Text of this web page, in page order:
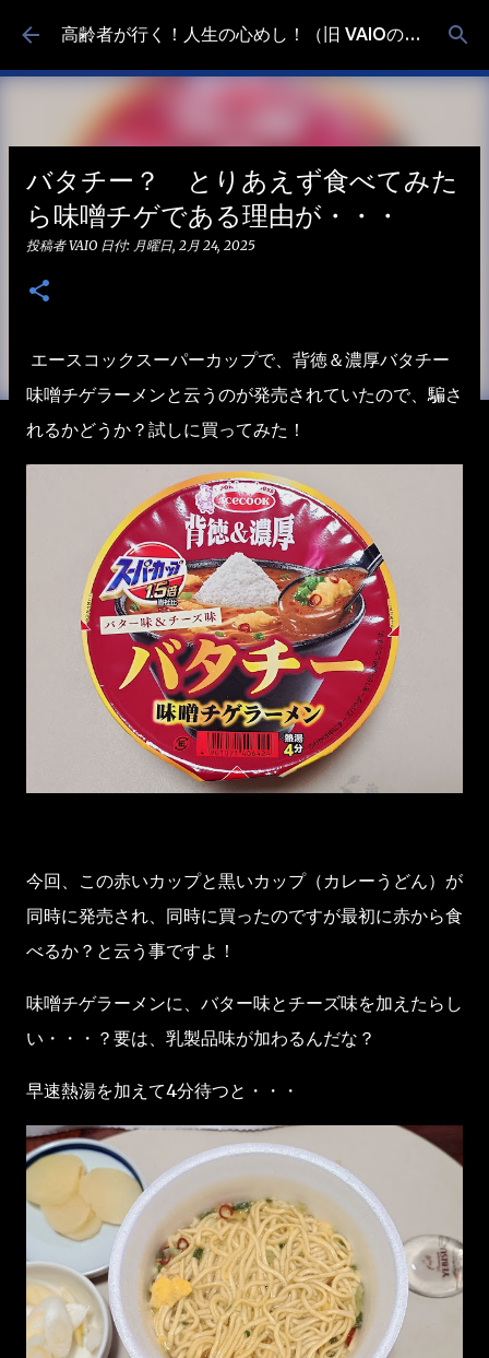
スキップしてメイン コンテンツに移動 高齢者が行く！人生の心めし！（旧 VAIOの食べ歩き）
バタチー？ とりあえず食べてみた
ら味噌チゲである理由が・・・
投稿者VAIO 日付: 月曜日, 2月 24, 2025
エースコックスーパーカップで、背徳＆濃厚バタチー
味噌チゲラーメンと云うのが発売されていたので、騙さ
れるかどうか？試しに買ってみた！
今回、この赤いカップと黒いカップ（カレーうどん）が
同時に発売され、同時に買ったのですが最初に赤から食
べるか？と云う事ですよ！
味噌チゲラーメンに、バター味とチーズ味を加えたらし
い・・・？要は、乳製品味が加わるんだな？
早速熱湯を加えて4分待つと・・・